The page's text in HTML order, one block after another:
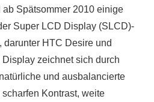
Spätsommer 2010 einige
Super LCD Display (SLCD)-
darunter HTC Desire und
zeichnet sich durch
und ausbalancierte
Kontrast, weite